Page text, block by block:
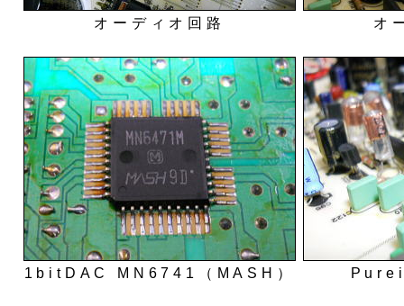
オーディオ回路 オ
1bitDAC MN6741（MASH）